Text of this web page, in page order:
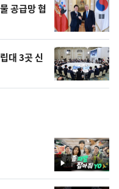
공급망 협
대 3곳 신
영
상